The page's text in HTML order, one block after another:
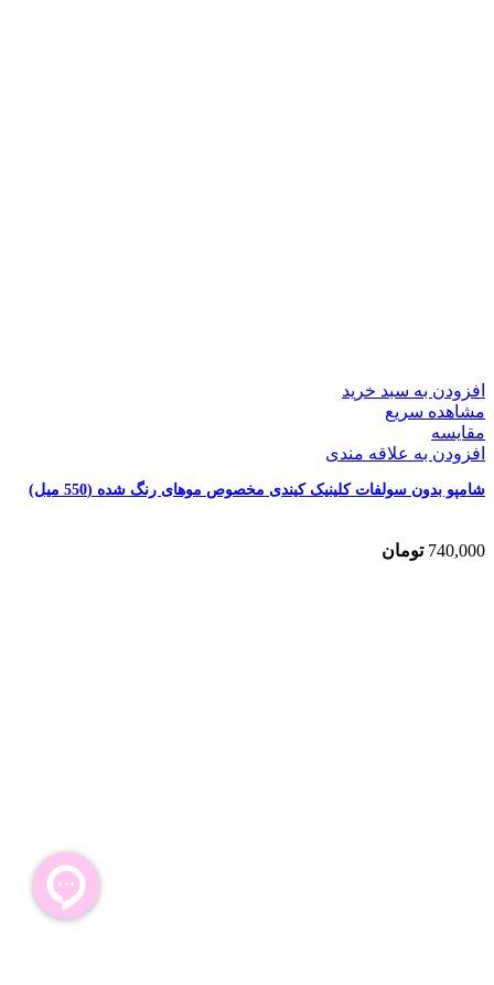
افزودن به سبد خرید
مشاهده سریع
مقایسه
افزودن به علاقه مندی
شامپو بدون سولفات کلینیک کیندی مخصوص موهای رنگ شده (550 میل)
740,000 تومان